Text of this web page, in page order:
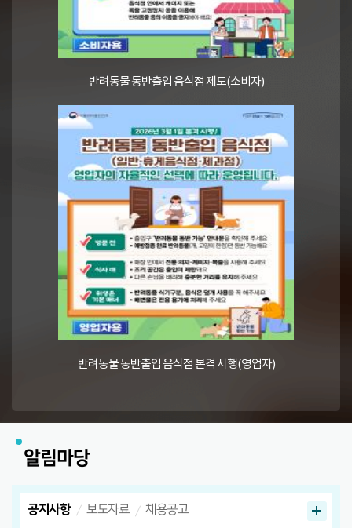
반려동물 동반출입 음식점 제도(소비자)
반려동물 동반출입 음식점 본격 시행(영업자)
알림마당
공지사항 보도자료 채용공고